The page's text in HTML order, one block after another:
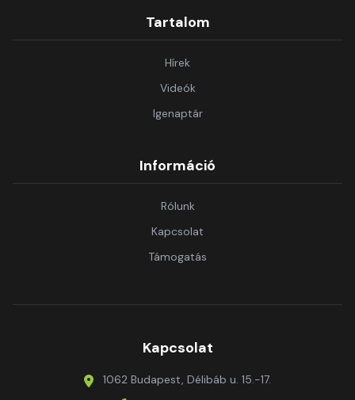
Tartalom
Hírek
Videók
Igenaptár
Információ
Rólunk
Kapcsolat
Támogatás
Kapcsolat
1062 Budapest, Délibáb u. 15.-17.